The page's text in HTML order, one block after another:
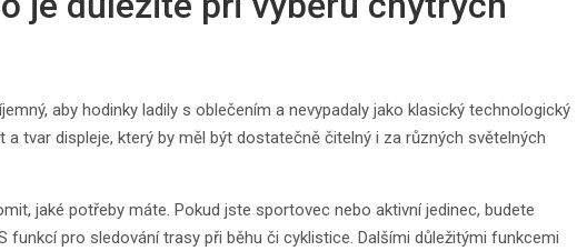
aby hodinky ladily s oblečením a nevypadaly jako klasický technologický
a tvar displeje, který by měl být dostatečně čitelný i za různých světelných
jaké potřeby máte. Pokud jste sportovec nebo aktivní jedinec, budete
funkcí pro sledování trasy při běhu či cyklistice. Dalšími důležitými funkcemi